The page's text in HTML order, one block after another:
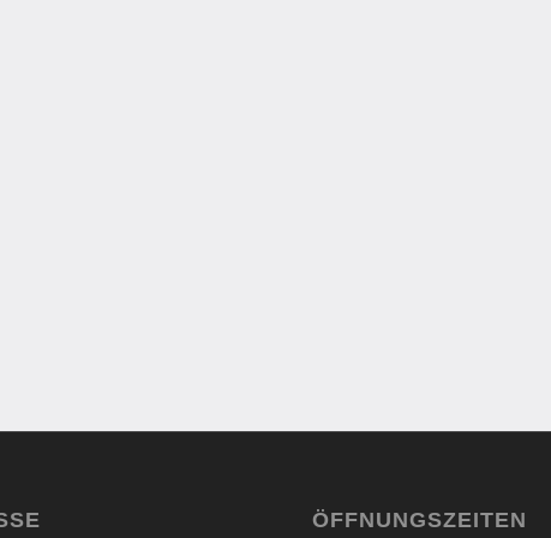
ÖFFNUNGSZEITEN